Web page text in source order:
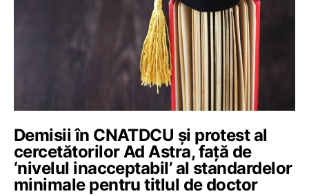
Demisii în CNATDCU și protest al
cercetătorilor Ad Astra, față de
‘nivelul inacceptabil’ al standardelor
minimale pentru titlul de doctor